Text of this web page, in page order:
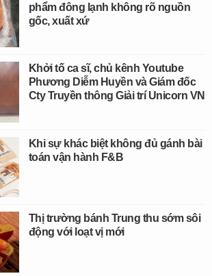
phẩm đông lạnh không rõ nguồn
gốc, xuất xứ
Khởi tố ca sĩ, chủ kênh Youtube
Phương Diễm Huyền và Giám đốc
Cty Truyền thông Giải trí Unicorn VN
Khi sự khác biệt không đủ gánh bài
toán vận hành F&B
Thị trường bánh Trung thu sớm sôi
động với loạt vị mới